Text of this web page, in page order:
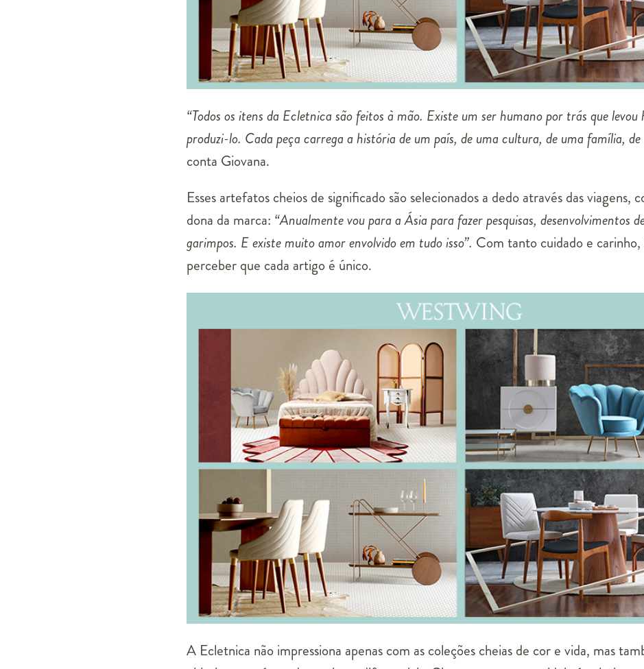
“Todos os itens da Ecletnica são feitos à mão. Existe um ser humano por trás que levou
produzi-lo. Cada peça carrega a história de um país, de uma cultura, de uma família, de
conta Giovana.
Esses artefatos cheios de significado são selecionados a dedo através das viagens,
dona da marca: “Anualmente vou para a Ásia para fazer pesquisas, desenvolvimentos
garimpos. E existe muito amor envolvido em tudo isso”. Com tanto cuidado e
perceber que cada artigo é único.
A Ecletnica não impressiona apenas com as coleções cheias de cor e vida, mas